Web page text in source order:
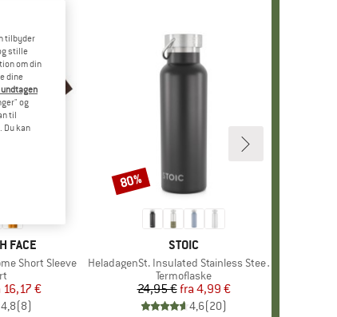
FACE
Short Sleeve
pris
16,17 €
4,8(8)
MÆRKE
STOIC
Artikel
HeladagenSt. Insulated Stainless Steel Bottle 500
Produktgruppe
Termoflaske
Pris
24,95 € Nedsat pris
fra 4,99 €
4,6(20)
Rabat
80%
tilbyder
stille
om din
dine
og
til
Du kan